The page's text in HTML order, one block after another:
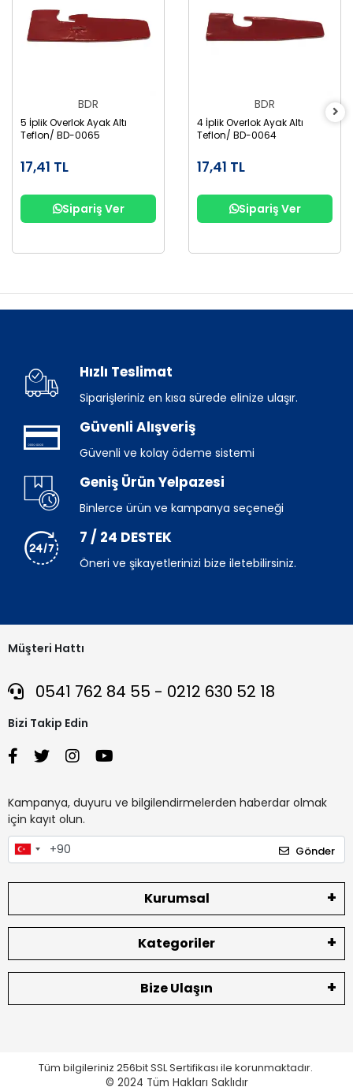
BDR
5 İplik Overlok Ayak Altı
Teflon/ BD-0065
17,41 TL
Sipariş Ver
BDR
4 İplik Overlok Ayak Altı
Teflon/ BD-0064
17,41 TL
Sipariş Ver
Hızlı Teslimat
Siparişleriniz en kısa sürede elinize ulaşır.
Güvenli Alışveriş
Güvenli ve kolay ödeme sistemi
Geniş Ürün Yelpazesi
Binlerce ürün ve kampanya seçeneği
7 / 24 DESTEK
Öneri ve şikayetlerinizi bize iletebilirsiniz.
Müşteri Hattı
0541 762 84 55 - 0212 630 52 18
Bizi Takip Edin
Kampanya, duyuru ve bilgilendirmelerden haberdar olmak
için kayıt olun.
Gönder
Kurumsal
Kategoriler
Bize Ulaşın
Tüm bilgileriniz 256bit SSL Sertifikası ile korunmaktadır.
© 2024 Tüm Hakları Saklıdır